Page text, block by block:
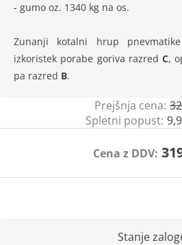
- gumo oz. 1340 kg na os.
Zunanji kotalni hrup
izkoristek porabe goriva razred C,
pa razred B.
Prejšnja cena:
Spletni popust:
Cena z DDV:
Stanje